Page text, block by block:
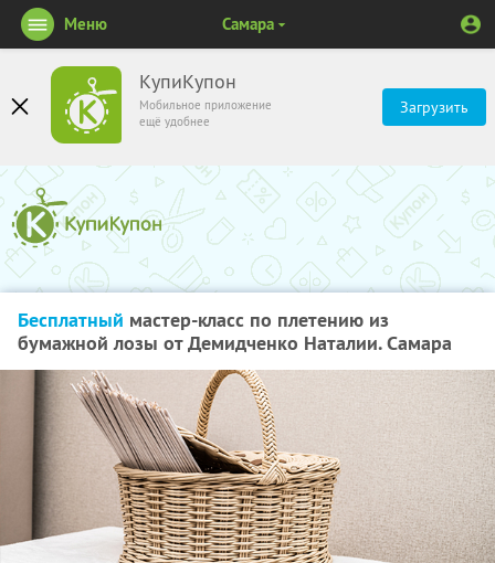
КупиКупон
Мобильное приложение
ещё удобнее
Загрузить
Меню Самара
Бесплатный мастер-класс по плетению из
бумажной лозы от Демидченко Наталии. Самара